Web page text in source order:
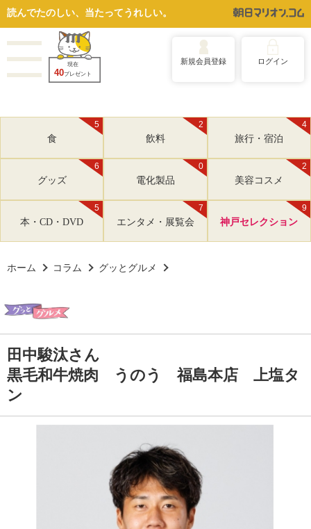
読んでたのしい、当たってうれしい。
現在
40プレゼント
新規会員登録 ログイン
5
食
2
飲料
4
旅行・宿泊
6
グッズ
0
電化製品
2
美容コスメ
5
本・CD・DVD
7
エンタメ・展覧会
9
神戸セレクション
ホーム コラム グッとグルメ
田中駿汰さん
黒毛和牛焼肉 うのう 福島本店 上塩タ
ン